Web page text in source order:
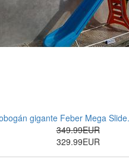
gigante Feber Mega
349.99EUR
329.99EUR